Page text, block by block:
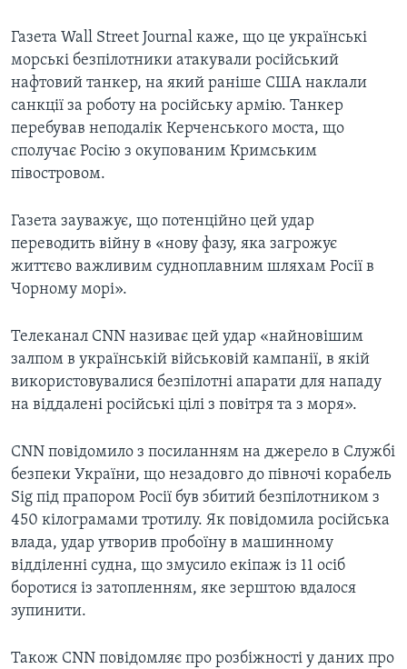
Газета Wall Street Journal каже, що це українські
морські безпілотники атакували російський
нафтовий танкер, на який раніше США наклали
санкції за роботу на російську армію. Танкер
перебував неподалік Керченського моста, що
сполучає Росію з окупованим Кримським
півостровом.
Газета зауважує, що потенційно цей удар
переводить війну в «нову фазу, яка загрожує
життєво важливим судноплавним шляхам Росії в
Чорному морі».
Телеканал CNN називає цей удар «найновішим
залпом в українській військовій кампанії, в якій
використовувалися безпілотні апарати для нападу
на віддалені російські цілі з повітря та з моря».
CNN повідомило з посиланням на джерело в Службі
безпеки України, що незадовго до півночі корабель
Sig під прапором Росії був збитий безпілотником з
450 кілограмами тротилу. Як повідомила російська
влада, удар утворив пробоїну в машинному
відділенні судна, що змусило екіпаж із 11 осіб
боротися із затопленням, яке зерштою вдалося
зупинити.
Також CNN повідомляє про розбіжності у даних про